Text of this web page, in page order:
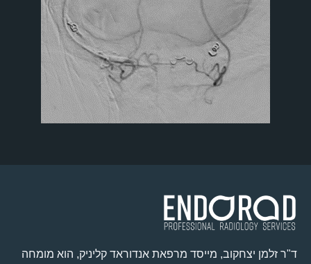
ד"ר זלמן יצחקוב, מייסד מרפאת אנדוראד קליניק, הוא מומחה